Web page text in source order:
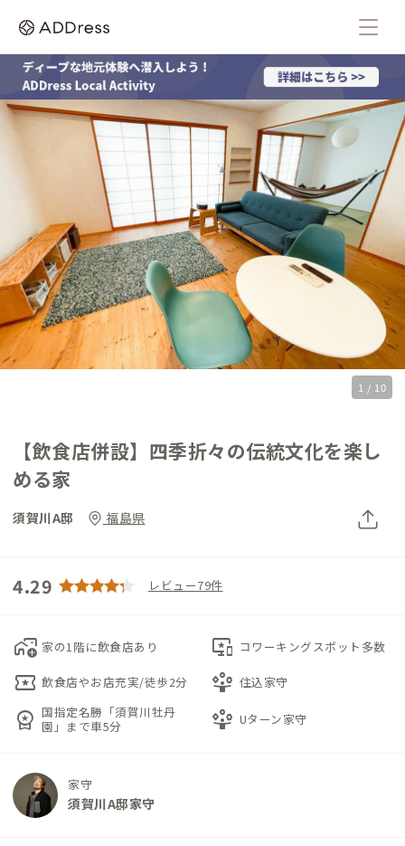
1 / 10
【飲食店併設】四季折々の伝統文化を楽し
める家
須賀川A邸 福島県
4.29 レビュー79件
add_home_work 家の1階に飲食店あり important_devices コワーキングスポット多数
local_activity 飲食店やお店充実/徒歩2分 person_play 住込家守
workspace_premium 国指定名勝「須賀川牡丹
園」まで車5分
person_play Uターン家守
家守
須賀川A邸家守